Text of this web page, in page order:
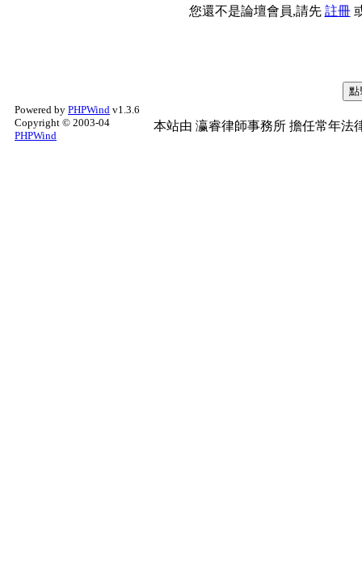
您還不是論壇會員,請先 註冊
Powered by PHPWind v1.3.6
Copyright © 2003-04
PHPWind
本站由 瀛睿律師事務所 擔任常年法